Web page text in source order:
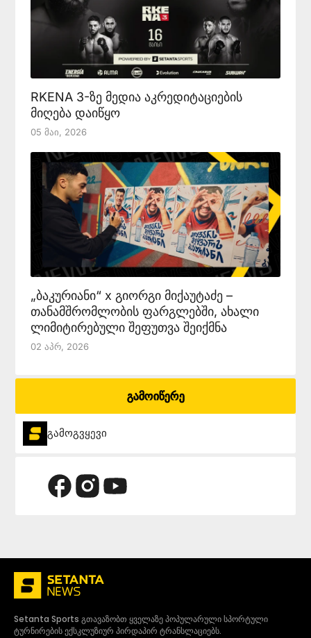
RKENA 3-ზე მედია აკრედიტაციების
მიღება დაიწყო
05 Მაი, 2026
„ბაკურიანი“ x გიორგი მიქაუტაძე –
თანამშრომლობის ფარგლებში, ახალი
ლიმიტირებული შეფუთვა შეიქმნა
02 Აპრ, 2026
გამოიწერე
გამოგვყევი
Setanta Sports გთავაზობთ ყველაზე პოპულარული სპორტული
ტურნირების ექსკლუზიურ პირდაპირ ტრანსლაციებს.